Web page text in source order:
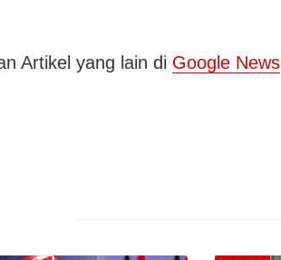
Artikel yang lain di Google News